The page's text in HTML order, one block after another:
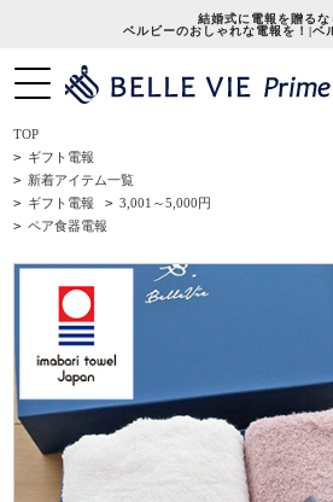
結婚式に電報を贈るな
ベルビーのおしゃれな電報を！|ベ
TOP
> ギフト電報
> 新着アイテム一覧
> ギフト電報 > 3,001～5,000円
> ペア食器電報